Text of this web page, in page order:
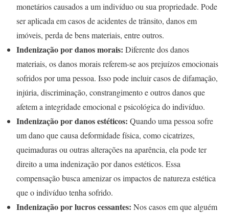
monetários causados a um indivíduo ou sua propriedade. Pode
ser aplicada em casos de acidentes de trânsito, danos em
imóveis, perda de bens materiais, entre outros.
Indenização por danos morais: Diferente dos danos
materiais, os danos morais referem-se aos prejuízos emocionais
sofridos por uma pessoa. Isso pode incluir casos de difamação,
injúria, discriminação, constrangimento e outros danos que
afetem a integridade emocional e psicológica do indivíduo.
Indenização por danos estéticos: Quando uma pessoa sofre
um dano que causa deformidade física, como cicatrizes,
queimaduras ou outras alterações na aparência, ela pode ter
direito a uma indenização por danos estéticos. Essa
compensação busca amenizar os impactos de natureza estética
que o indivíduo tenha sofrido.
Indenização por lucros cessantes: Nos casos em que alguém